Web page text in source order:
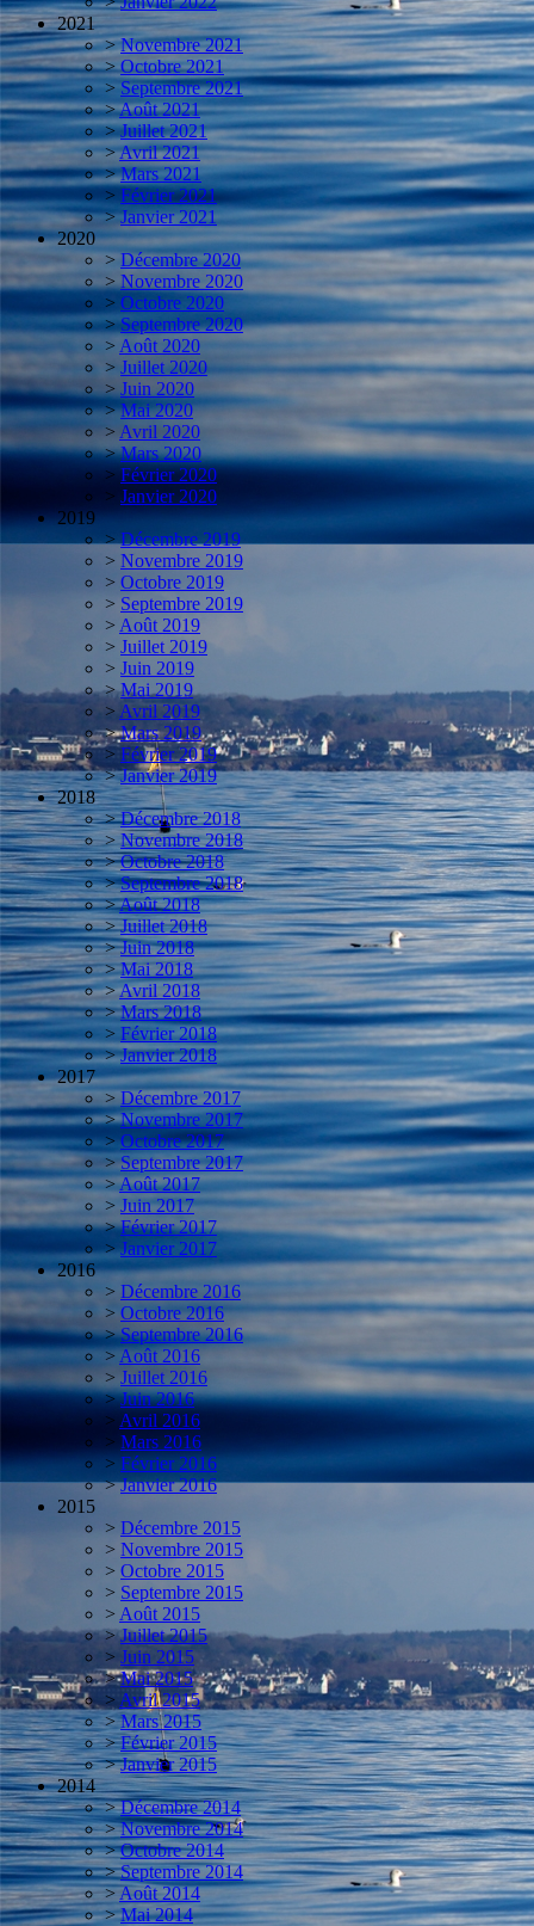
2021
> Novembre 2021
> Octobre 2021
> Septembre 2021
>Août 2021
> Juillet 2021
>Avril 2021
> Mars 2021
> Février 2021
> Janvier 2021
2020
> Décembre 2020
> Novembre 2020
> Octobre 2020
> Septembre 2020
> Août 2020
> Juillet 2020
> Juin 2020
> Mai 2020
> Avril 2020
> Mars 2020
> Février 2020
> Janvier 2020
2019
> Décembre 2019
> Novembre 2019
> Octobre 2019
> Septembre 2019
> Août 2019
> Juillet 2019
> Juin 2019
> Mai 2019
> Avril 2019
> Mars 2019
> Février 2019
> Janvier 2019
2018
> Décembre 2018
> Novembre 2018
> Octobre 2018
> Septembre 2018
>Août 2018
> Juillet 2018
> Juin 2018
> Mai 2018
>Avril 2018
> Mars 2018
> Février 2018
> Janvier 2018
2017
> Décembre 2017
> Novembre 2017
> Octobre 2017
> Septembre 2017
>Août 2017
> Juin 2017
> Février 2017
> Janvier 2017
2016
> Décembre 2016
> Octobre 2016
> Septembre 2016
> Août 2016
> Juillet 2016
> Juin 2016
> Avril 2016
> Mars 2016
> Février 2016
> Janvier 2016
2015
> Décembre 2015
> Novembre 2015
> Octobre 2015
> Septembre 2015
> Août 2015
> Juillet 2015
> Juin 2015
> Mai 2015
> Avril 2015
> Mars 2015
> Février 2015
> Janvier 2015
2014
> Décembre 2014
> Novembre 2014
> Octobre 2014
> Septembre 2014
>Août 2014
> Mai 2014